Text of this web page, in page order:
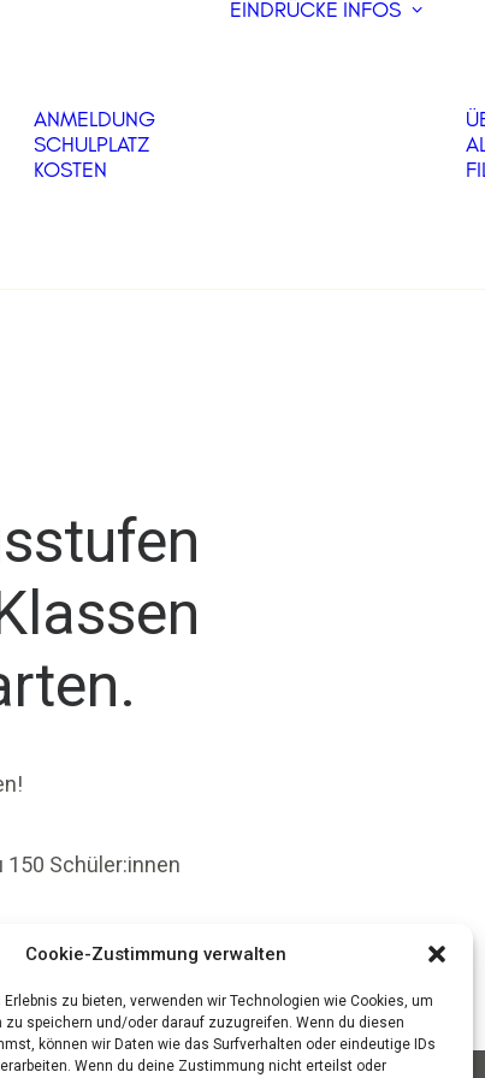
Cookie-Zustimmung verwalten
zu bieten, verwenden wir Technologien wie Cookies, um
zu speichern und/oder darauf zuzugreifen. Wenn du diesen
können wir Daten wie das Surfverhalten oder eindeutige IDs
Wenn du deine Zustimmung nicht erteilst oder
ANMELDUNG
SCHULPLATZ
KOSTEN
EINDRÜCKE INFOS
Schüler:innen